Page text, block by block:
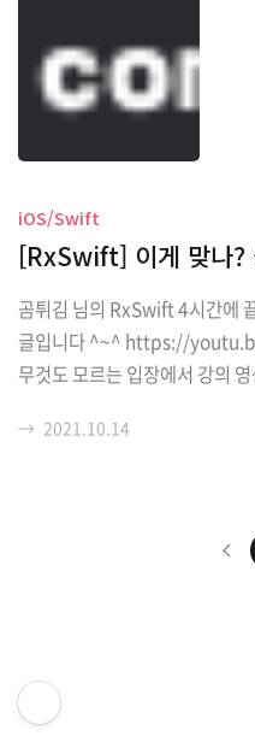
iOS/Swift
[RxSwift] 이게 맞나?
곰튀김 님의 RxSwift 4시간에
글입니다 ^~^ https://
무것도 모르는 입장에서 강의
적 대환영! [1교시] 개념잡기 -
좀 더 간결하게 사용하도록 만
도중 취소 시 유용 동기/비동
→ 2021.10.14